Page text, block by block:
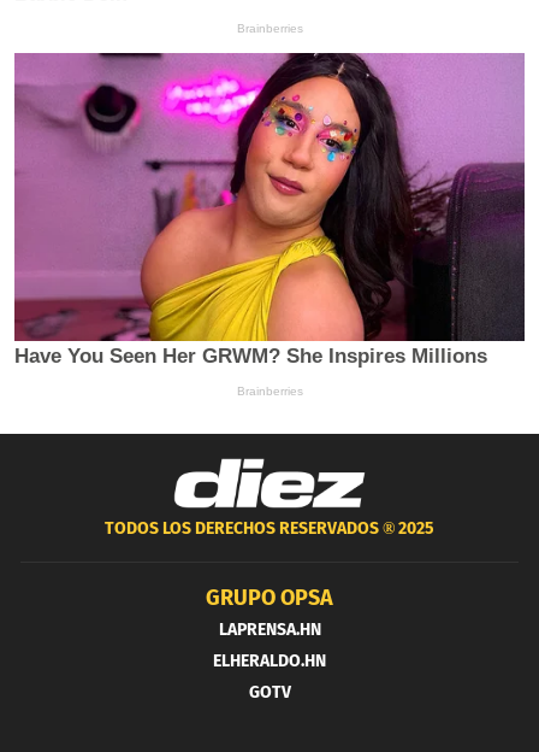
TODOS LOS DERECHOS RESERVADOS ®2025
GRUPO OPSA
LAPRENSA.HN
ELHERALDO.HN
GOTV